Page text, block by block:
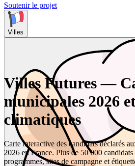
Soutenir le projet
Villes
Villes Futures —
municipales 2026
climatiques
Carte interactive des candidats déclarés
2026 en France. Plus de 50 000
programmes, sites de campagne et